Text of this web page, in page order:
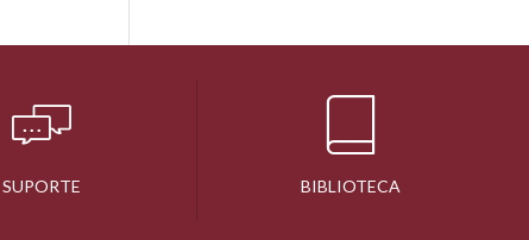
SUPORTE BIBLIOTECA